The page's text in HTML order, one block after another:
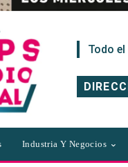
Todo
Industria Y Negocios